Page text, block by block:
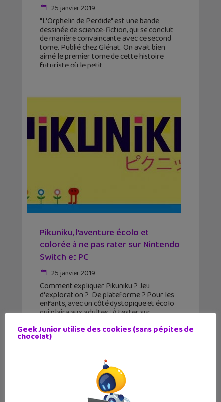
25 janvier 2019
"L'Orphelin de Perdide" est une bande
dessinée de science-fiction, qui se conclut
de manière convaincante avec ce second
tome. Publié chez Glénat. On avait bien
aimé le premier tome de cette histoire
futuriste où le petit
Pikuniku, l’aventure écolo et
colorée à ne pas rater sur Nintendo
Switch et PC
25 janvier 2019
Comment expliquer Pikuniku ? Jeu
d'exploration ? De plateforme ? Pour les
enfants, avec un côté dystopique et écolo
qui plaira aux adultes ! À tester sur
japonais ?
Geek Junior utilise des cookies (sans pépites de
chocolat)